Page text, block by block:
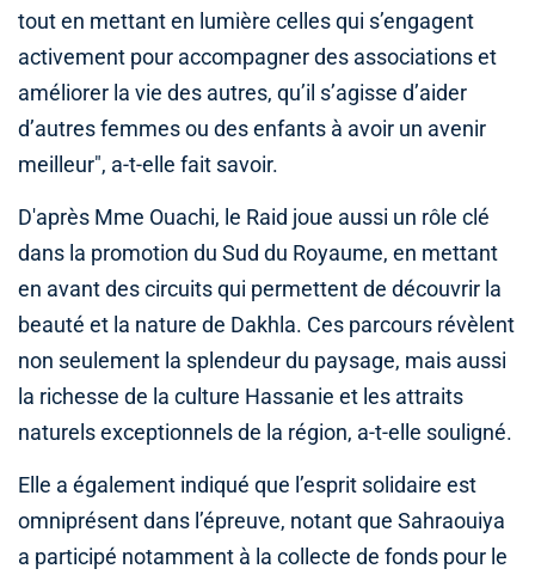
tout en mettant en lumière celles qui s’engagent
activement pour accompagner des associations et
améliorer la vie des autres, qu’il s’agisse d’aider
d’autres femmes ou des enfants à avoir un avenir
meilleur", a-t-elle fait savoir.
D'après Mme Ouachi, le Raid joue aussi un rôle clé
dans la promotion du Sud du Royaume, en mettant
en avant des circuits qui permettent de découvrir la
beauté et la nature de Dakhla. Ces parcours révèlent
non seulement la splendeur du paysage, mais aussi
la richesse de la culture Hassanie et les attraits
naturels exceptionnels de la région, a-t-elle souligné.
Elle a également indiqué que l’esprit solidaire est
omniprésent dans l’épreuve, notant que Sahraouiya
a participé notamment à la collecte de fonds pour le